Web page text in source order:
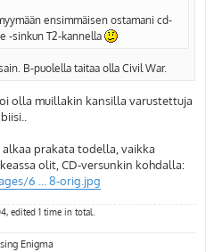
ensimmäisen ostamani cd-
-sinkun T2-kannella
B-puolella taitaa olla Civil War.
olla muillakin kansilla varustettuja
alkaa prakata todella, vaikka
olit, CD-versunkin kohdalla:
6 ... 8-orig.jpg
edited 1 time in total.
Enigma